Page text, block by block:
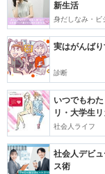
新生活
身だしなみ・ビ
実はがんば
診断
いつでもわ
リ・大学生
社会人ライフ
社会人デビ
ス術